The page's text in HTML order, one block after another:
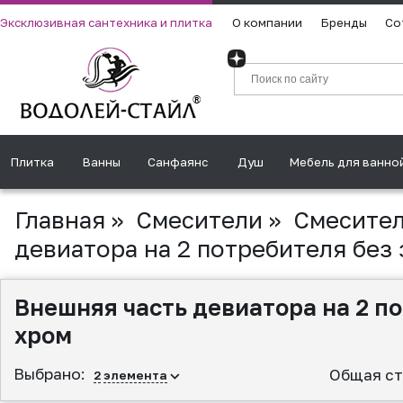
Эксклюзивная сантехника и плитка О компании Бренды
Плитка Ванны Санфаянс Душ Мебель для
Главная » Смесители »
девиатора на 2 потребителя
Внешняя часть девиатора на 2
хром
Выбрано: 2элемента Общая